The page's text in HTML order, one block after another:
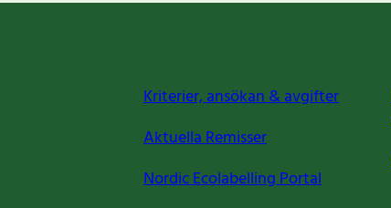
Kriterier, ansökan & avgifter
Aktuella Remisser
Nordic Ecolabelling Portal